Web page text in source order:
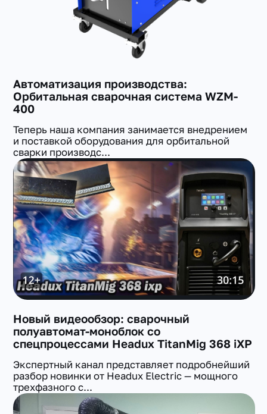
Автоматизация производства:
Орбитальная сварочная система WZM-
400
Теперь наша компания занимается внедрением
и поставкой оборудования для орбитальной
сварки производс...
Новый видеообзор: сварочный
полуавтомат-моноблок со
спецпроцессами Headux TitanMig 368 iXP
Экспертный канал представляет подробнейший
разбор новинки от Headux Electric — мощного
трехфазного с...